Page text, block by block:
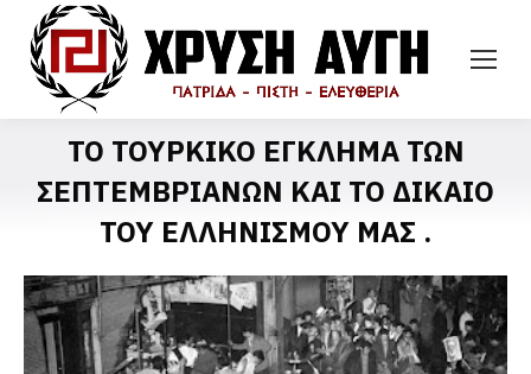
ΤΟ ΤΟΥΡΚΙΚΟ ΕΓΚΛΗΜΑ ΤΩΝ
ΣΕΠΤΕΜΒΡΙΑΝΩΝ ΚΑΙ ΤΟ ΔΙΚΑΙΟ
ΤΟΥ ΕΛΛΗΝΙΣΜΟΥ ΜΑΣ .